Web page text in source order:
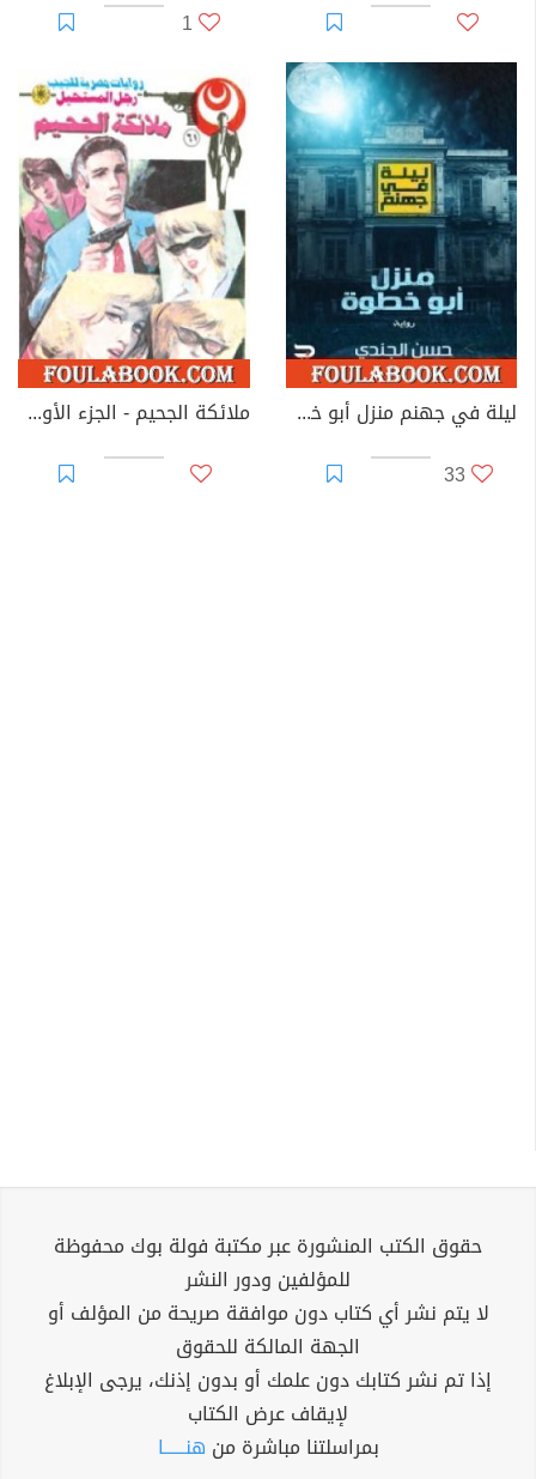
1
ليلة في جهنم منزل أبو خطوة
33
ملائكة الجحيم - الجزء الأول - سلسلة رجل المستحيل
حقوق الكتب المنشورة عبر مكتبة فولة بوك محفوظة
للمؤلفين ودور النشر
لا يتم نشر أي كتاب دون موافقة صريحة من المؤلف أو
الجهة المالكة للحقوق
إذا تم نشر كتابك دون علمك أو بدون إذنك، يرجى الإبلاغ
لإيقاف عرض الكتاب
بمراسلتنا مباشرة من هنــــــا